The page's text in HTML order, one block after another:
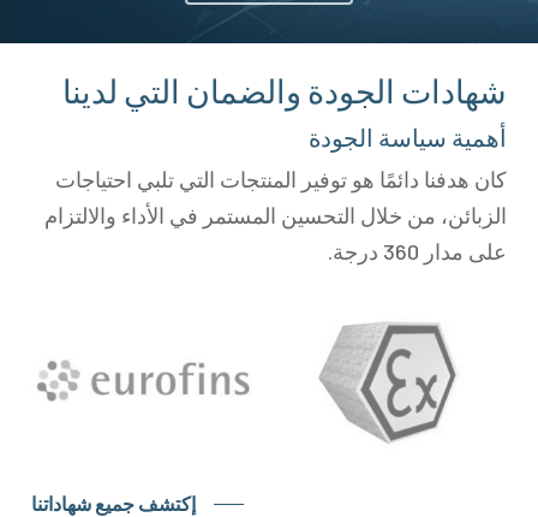
شهادات الجودة والضمان التي لدينا
أهمية سياسة الجودة
كان هدفنا دائمًا هو توفير المنتجات التي تلبي احتياجات
الزبائن، من خلال التحسين المستمر في الأداء والالتزام
على مدار 360 درجة.
إكتشف جميع شهاداتنا